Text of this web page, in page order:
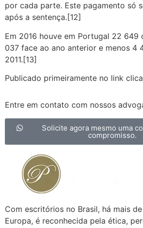
por cada parte. Este pagamento só
após a sentença.[12]
Em 2016 houve em Portugal 22 649
037 face ao ano anterior e menos 4
2011.[13]
Publicado primeiramente no link
Entre em contato com nossos
Solicite agora mesmo uma
compromisso.
Com escritórios no Brasil, há mais
Europa, é reconhecida pela ética,